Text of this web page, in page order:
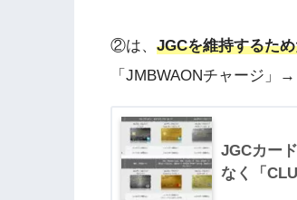
②は、 JGCを維持するた
「JMBWAONチャージ」
JGCカー
なく「